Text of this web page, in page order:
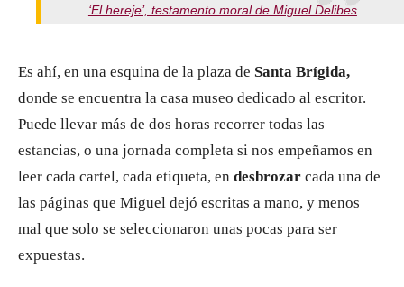
‘El hereje’, testamento moral de Miguel Delibes
Es ahí, en una esquina de la plaza de Santa Brígida,
donde se encuentra la casa museo dedicado al escritor.
Puede llevar más de dos horas recorrer todas las
estancias, o una jornada completa si nos empeñamos en
leer cada cartel, cada etiqueta, en desbrozar cada una de
las páginas que Miguel dejó escritas a mano, y menos
mal que solo se seleccionaron unas pocas para ser
expuestas.